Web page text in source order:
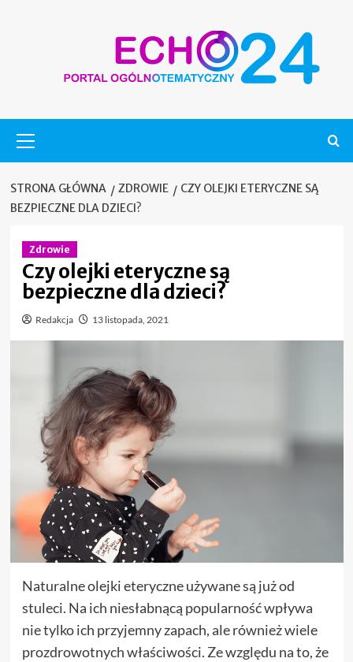
główne
STRONA GŁÓWNA ZDROWIE
CZY OLEJKI ETERYCZNE SĄ
BEZPIECZNE DLA DZIECI?
Zdrowie
Czy olejki eteryczne są
bezpieczne dla dzieci?
Redakcja 13 listopada, 2021
Naturalne olejki eteryczne używane są już od
stuleci. Na ich niesłabnącą popularność wpływa
nie tylko ich przyjemny zapach, ale również wiele
prozdrowotnych właściwości. Ze względu na to, że